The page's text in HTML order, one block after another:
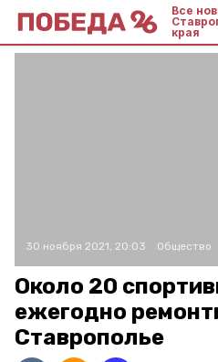
Все
края
30 ноября 2021, 20:03 Общество
Около 20
ежегодно
Ставрополье